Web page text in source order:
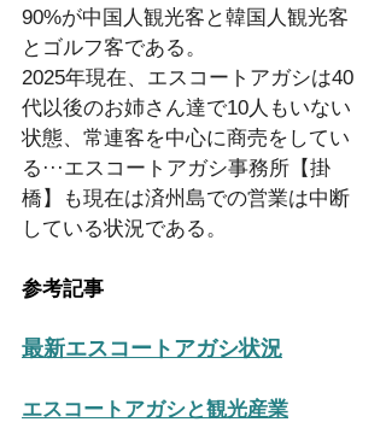
90%が中国人観光客と韓国人観光客
とゴルフ客である。
2025年現在、エスコートアガシは40
代以後のお姉さん達で10人もいない
状態、常連客を中心に商売をしてい
る···エスコートアガシ事務所【掛
橋】も現在は済州島での営業は中断
している状況である。
参考記事
最新エスコートアガシ状況
エスコートアガシと観光産業